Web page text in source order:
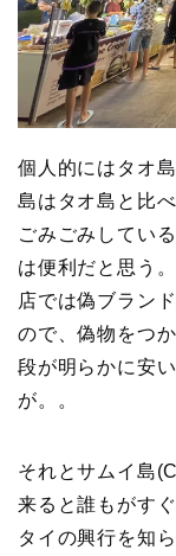
個人的にはタオ
島はタオ島と比
ごみごみしてい
は便利だと思う
店では偽ブラン
ので、偽物をつ
段が明らかに安
が。。
それとサムイ島
来ると誰もがす
タイの興行を知